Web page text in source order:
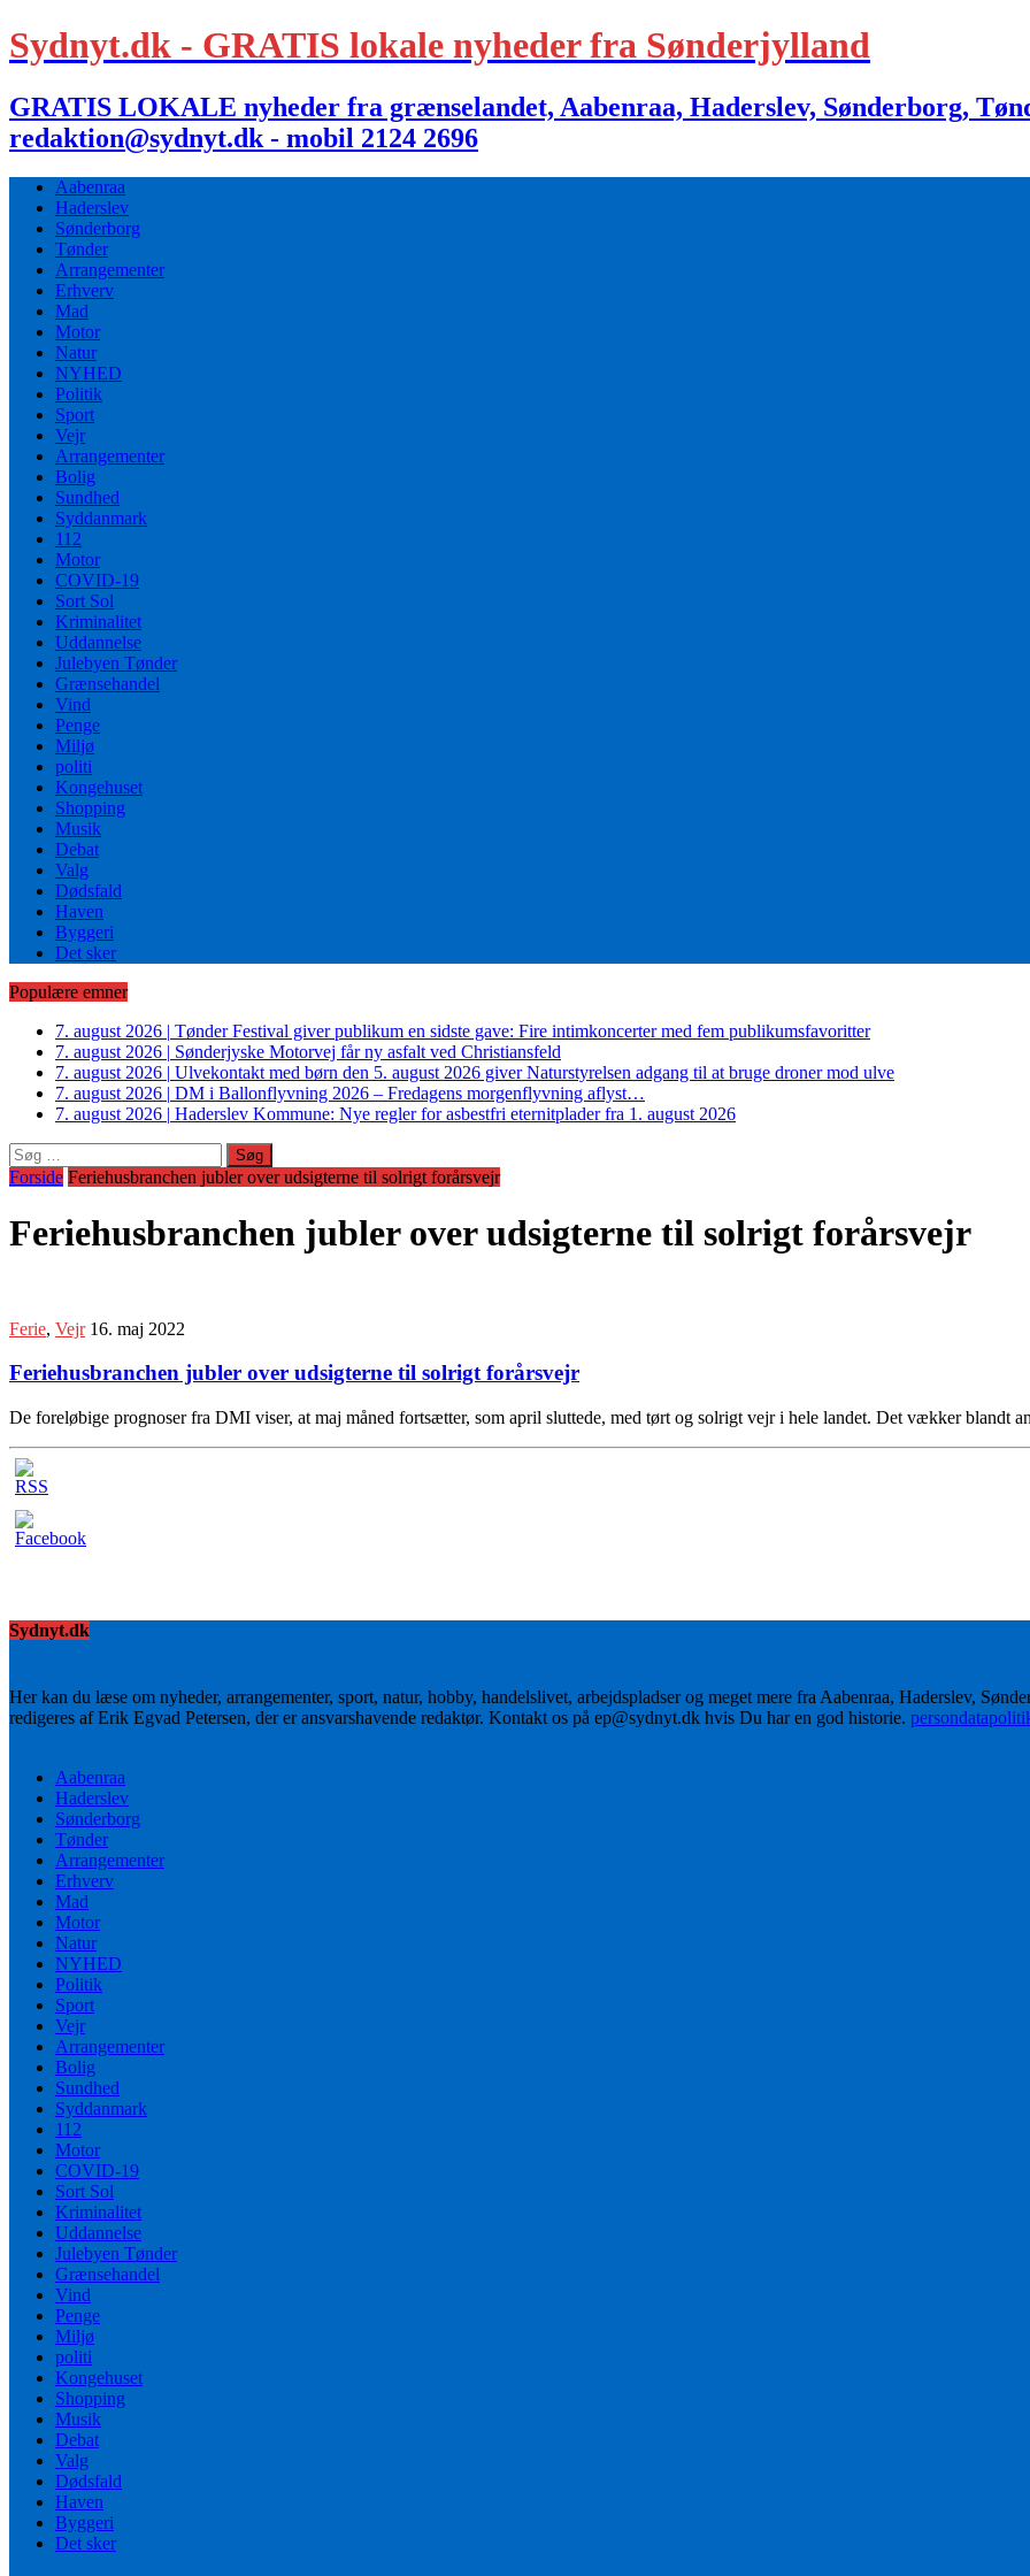
Sydnyt.dk - GRATIS lokale nyheder fra Sønderjylland
GRATIS LOKALE nyheder fra grænselandet, Aabenraa, Haderslev, Sønderborg,
redaktion@sydnyt.dk - mobil 2124 2696
Aabenraa
Haderslev
Sønderborg
Tønder
Arrangementer
Erhverv
Mad
Motor
Natur
NYHED
Politik
Sport
Vejr
Arrangementer
Bolig
Sundhed
Syddanmark
112
Motor
COVID-19
Sort Sol
Kriminalitet
Uddannelse
Julebyen Tønder
Grænsehandel
Vind
Penge
Miljø
politi
Kongehuset
Shopping
Musik
Debat
Valg
Dødsfald
Haven
Byggeri
Det sker
Populære emner
7. august 2026 | Tønder Festival giver publikum en sidste gave: Fire intimkoncerter med fem publikumsfavoritter
7. august 2026 | Sønderjyske Motorvej får ny asfalt ved Christiansfeld
7. august 2026 | Ulvekontakt med børn den 5. august 2026 giver Naturstyrelsen adgang til at bruge droner mod ulve
7. august 2026 | DM i Ballonflyvning 2026 – Fredagens morgenflyvning aflyst…
7. august 2026 | Haderslev Kommune: Nye regler for asbestfri eternitplader fra 1. august 2026
Søg
efter:
Forside Feriehusbranchen jubler over udsigterne til solrigt forårsvejr
Feriehusbranchen jubler over udsigterne til solrigt forårsvejr
Ferie, Vejr 16. maj 2022
Feriehusbranchen jubler over udsigterne til solrigt forårsvejr
De foreløbige prognoser fra DMI viser, at maj måned fortsætter, som april sluttede, med tørt og solrigt vejr i hele landet. Det vækker blandt
Sydnyt.dk
Her kan du læse om nyheder, arrangementer, sport, natur, hobby, handelslivet, arbejdspladser og meget mere fra Aabenraa, Haderslev,
redigeres af Erik Egvad Petersen, der er ansvarshavende redaktør. Kontakt os på ep@sydnyt.dk hvis Du har en god historie.
Aabenraa
Haderslev
Sønderborg
Tønder
Arrangementer
Erhverv
Mad
Motor
Natur
NYHED
Politik
Sport
Vejr
Arrangementer
Bolig
Sundhed
Syddanmark
112
Motor
COVID-19
Sort Sol
Kriminalitet
Uddannelse
Julebyen Tønder
Grænsehandel
Vind
Penge
Miljø
politi
Kongehuset
Shopping
Musik
Debat
Valg
Dødsfald
Haven
Byggeri
Det sker